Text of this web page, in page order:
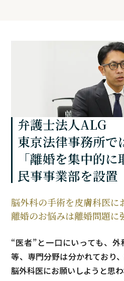
弁護士法人ALG
東京法律事務所で
「離婚を集中的に
民事事業部を設置
脳外科の手術を皮膚科医に
離婚のお悩みは離婚問題に
“医者”と一口にいっても、
等、専門分野は分かれており
脳外科医にお願いしようと思わ